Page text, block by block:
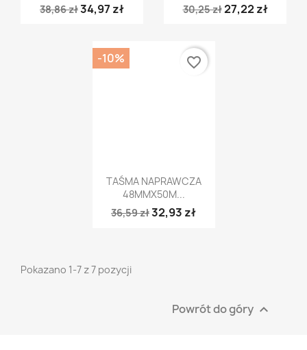
38,86 zł34,97 zł
30,25 zł27,22 zł
Szybki podgląd
TAŚMA NAPRAWCZA
48MMX50M...
36,59 zł32,93 zł
-10% favorite_border
Pokazano 1-7 z 7 pozycji
Powrót do góry 